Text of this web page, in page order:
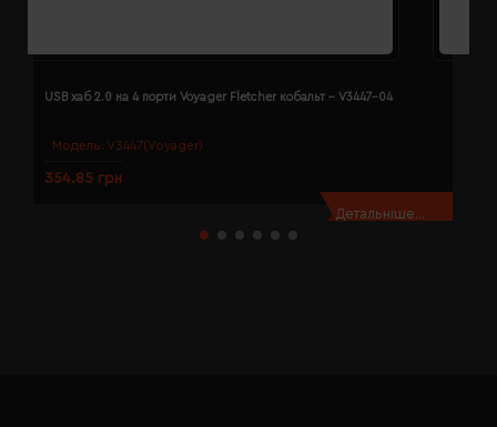
Модель: V3447(Voyager)
USB хаб 2.0 на 4 порти Voyager Fletcher кобальт - V3447-04
354.85 грн
Детальніше...